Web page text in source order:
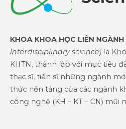
KHOA KHOA HỌC LIÊN NGÀNH
Interdisciplinary science) là
KHTN, thành lập với mục tiêu
thạc sĩ, tiến sĩ những ngành
thức nền tảng của các ngành
công nghệ (KH – KT – CN) mũi